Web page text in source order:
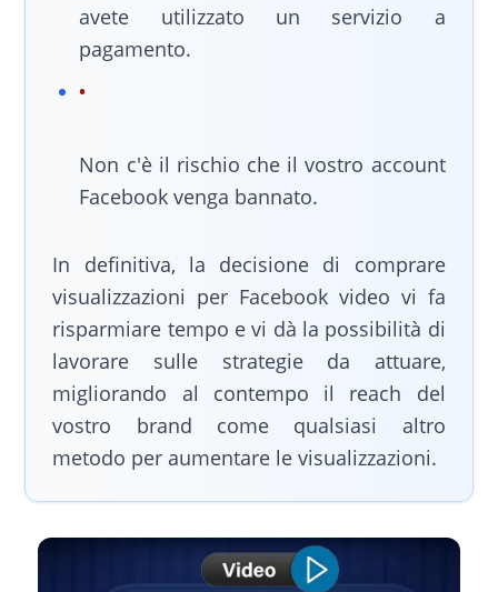
avete utilizzato un servizio a
pagamento.
Non c'è il rischio che il vostro account
Facebook venga bannato.
In definitiva, la decisione di comprare
visualizzazioni per Facebook video vi fa
risparmiare tempo e vi dà la possibilità di
lavorare sulle strategie da attuare,
migliorando al contempo il reach del
vostro brand come qualsiasi altro
metodo per aumentare le visualizzazioni.